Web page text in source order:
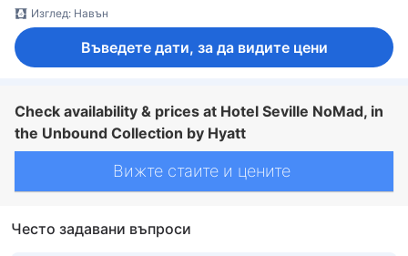
Изглед: Навън
Въведете дати, за да видите цени
Check availability & prices at Hotel Seville NoMad, in
the Unbound Collection by Hyatt
Вижте стаите и цените
Често задавани въпроси